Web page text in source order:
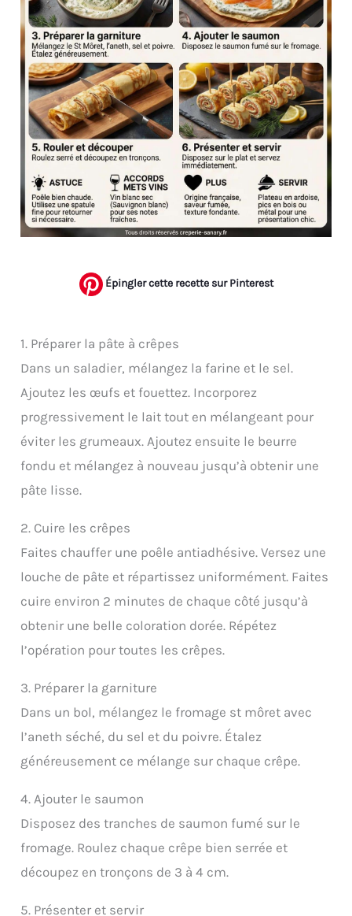
Épingler cette recette sur Pinterest
1. Préparer la pâte à crêpes
Dans un saladier, mélangez la farine et le sel.
Ajoutez les œufs et fouettez. Incorporez
progressivement le lait tout en mélangeant pour
éviter les grumeaux. Ajoutez ensuite le beurre
fondu et mélangez à nouveau jusqu’à obtenir une
pâte lisse.
2. Cuire les crêpes
Faites chauffer une poêle antiadhésive. Versez une
louche de pâte et répartissez uniformément. Faites
cuire environ 2 minutes de chaque côté jusqu’à
obtenir une belle coloration dorée. Répétez
l’opération pour toutes les crêpes.
3. Préparer la garniture
Dans un bol, mélangez le fromage st môret avec
l’aneth séché, du sel et du poivre. Étalez
généreusement ce mélange sur chaque crêpe.
4. Ajouter le saumon
Disposez des tranches de saumon fumé sur le
fromage. Roulez chaque crêpe bien serrée et
découpez en tronçons de 3 à 4 cm.
5. Présenter et servir